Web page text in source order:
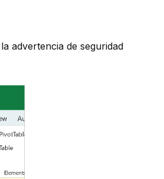
advertencia de seguridad